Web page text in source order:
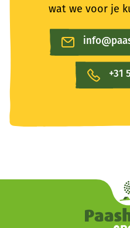
wat we voor je
+31